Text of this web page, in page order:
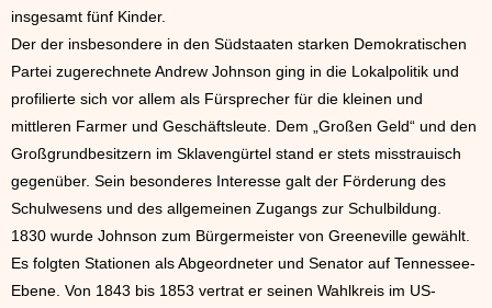
insgesamt fünf Kinder.
Der der insbesondere in den Südstaaten starken Demokratischen
Partei zugerechnete Andrew Johnson ging in die Lokalpolitik und
profilierte sich vor allem als Fürsprecher für die kleinen und
mittleren Farmer und Geschäftsleute. Dem „Großen Geld“ und den
Großgrundbesitzern im Sklavengürtel stand er stets misstrauisch
gegenüber. Sein besonderes Interesse galt der Förderung des
Schulwesens und des allgemeinen Zugangs zur Schulbildung.
1830 wurde Johnson zum Bürgermeister von Greeneville gewählt.
Es folgten Stationen als Abgeordneter und Senator auf Tennessee-
Ebene. Von 1843 bis 1853 vertrat er seinen Wahlkreis im US-